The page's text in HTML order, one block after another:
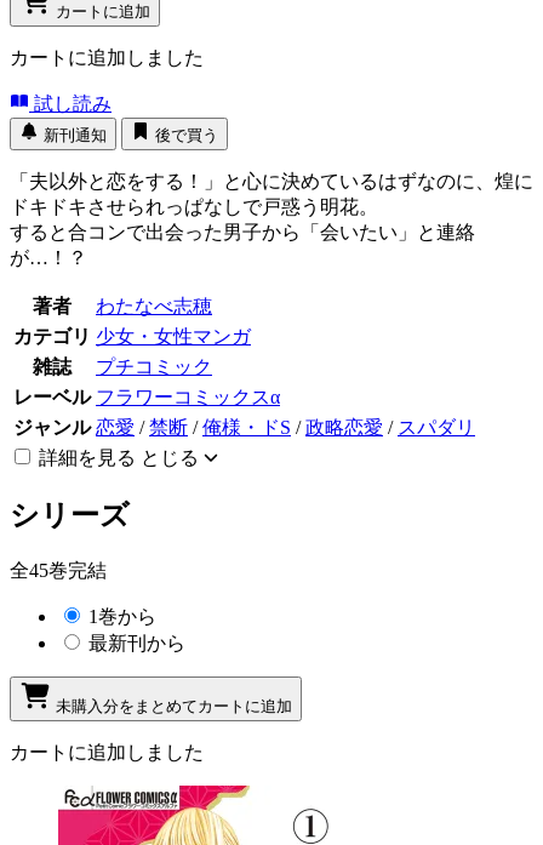
カートに追加
カートに追加しました
試し読み
新刊通知 後で買う
「夫以外と恋をする！」と心に決めているはずなのに、煌に
ドキドキさせられっぱなしで戸惑う明花。
すると合コンで出会った男子から「会いたい」と連絡
が…！？
著者
わたなべ志穂
カテゴリ 少女・女性マンガ
雑誌
プチコミック
レーベル フラワーコミックスα
ジャンル 恋愛 /禁断 /俺様・ドS /政略恋愛 / スパダリ
詳細を見る とじる
シリーズ
全45巻完結
1巻から
最新刊から
未購入分をまとめてカートに追加
カートに追加しました